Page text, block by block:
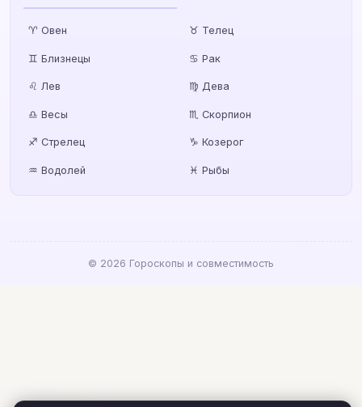
♈ Овен ♉ Телец
♊ Близнецы ♋ Рак
♌ Лев ♍ Дева
♎ Весы ♏ Скорпион
♐ Стрелец ♑ Козерог
♒ Водолей ♓ Рыбы
© 2026 Гороскопы и совместимость